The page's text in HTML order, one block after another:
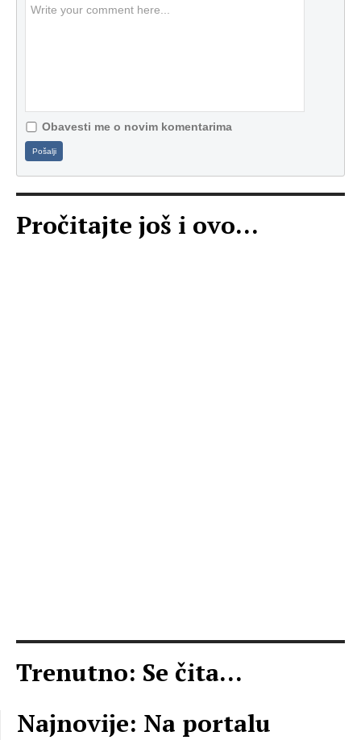
Obavesti me o novim komentarima
Pošalji
Pročitajte još i ovo...
Trenutno: Se čita...
Najnovije: Na portalu